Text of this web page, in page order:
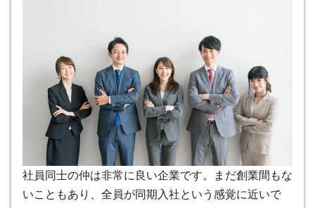
社員同士の仲は非常に良い企業です。まだ創業間もな
いこともあり、全員が同期入社という感覚に近いで